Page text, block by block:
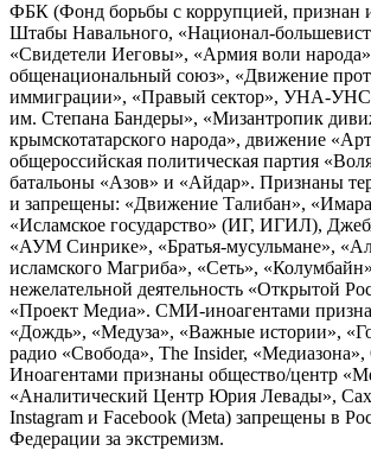
ФБК (Фонд борьбы с коррупцией, признан
Штабы Навального, «Национал-
«Свидетели Иеговы», «Армия воли
общенациональный союз», «Движение
иммиграции», «Правый сектор», УНА-
им. Степана Бандеры», «Мизантропик
крымскотатарского народа», движение
общероссийская политическая партия
батальоны «Азов» и «Айдар». Признаны
и запрещены: «Движение Талибан»,
«Исламское государство» (ИГ, ИГИЛ),
«АУМ Синрике», «Братья-мусульмане»,
исламского Магриба», «Сеть»,
нежелательной деятельность «Открытой
«Проект Медиа». СМИ-иноагентами
«Дождь», «Медуза», «Важные истории»,
радио «Свобода», The Insider,
Иноагентами признаны общество/центр
«Аналитический Центр Юрия Левады»,
Instagram и Facebook (Metа) запрещены в
Федерации за экстремизм.